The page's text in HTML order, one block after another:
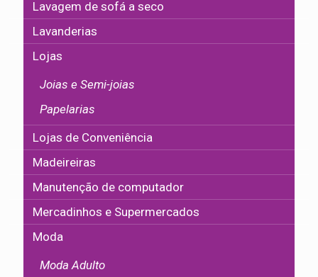
Lavagem de sofá a seco
Lavanderias
Lojas
Joias e Semi-joias
Papelarias
Lojas de Conveniência
Madeireiras
Manutenção de computador
Mercadinhos e Supermercados
Moda
Moda Adulto